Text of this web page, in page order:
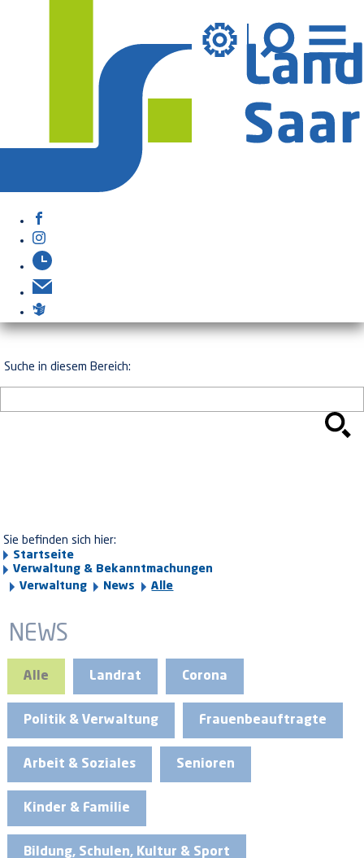
Suche in diesem Bereich:
Sie befinden sich hier:
Startseite
Verwaltung & Bekanntmachungen
Verwaltung
News Alle
NEWS
Alle Landrat Corona
Politik & Verwaltung Frauenbeauftragte
Arbeit & Soziales Senioren
Kinder & Familie
Bildung, Schulen, Kultur & Sport